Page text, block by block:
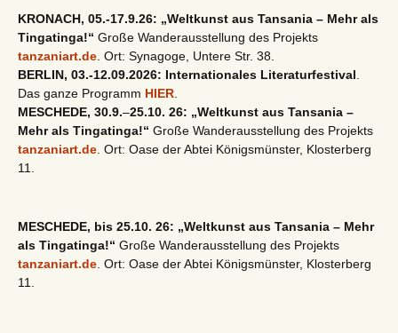
KRONACH, 05.-17.9.26: „Weltkunst aus Tansania – Mehr als
Tingatinga!“ Große Wanderausstellung des Projekts
tanzaniart.de . Ort: Synagoge, Untere Str. 38.
BERLIN, 03.-12.09.2026: Internationales Literaturfestival
Das ganze Programm HIER
MESCHEDE, 30.9.–25.10. 26: „Weltkunst aus Tansania –
Mehr als Tingatinga!“ Große Wanderausstellung des Projekts
tanzaniart.de . Ort: Oase der Abtei Königsmünster, Klosterberg
11.
MESCHEDE, bis 25.10. 26: „Weltkunst aus Tansania – Mehr
als Tingatinga!“ Große Wanderausstellung des Projekts
tanzaniart.de . Ort: Oase der Abtei Königsmünster, Klosterberg
11.